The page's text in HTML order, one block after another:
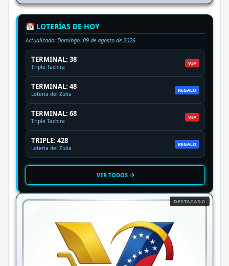
📅 LOTERÍAS DE HOY
Actualizado: Domingo, 09 de agosto de 2026
TERMINAL: 38
Triple Tachira
VIP
TERMINAL: 48
Loteria del Zulia
REGALO
TERMINAL: 68
Triple Tachira
VIP
TRIPLE: 428
Loteria del Zulia
REGALO
VER TODOS
DESTACADO